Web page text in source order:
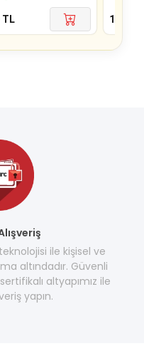
TL 1.099
ile kişisel ve
altındadır. Güvenli
altyapımız ile
yapın.